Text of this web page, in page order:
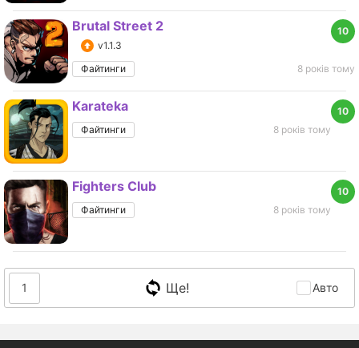
10
Brutal Street 2
v1.1.3
Файтинги
8 років тому
10
Karateka
Файтинги 8 років тому
10
Fighters Club
Файтинги 8 років тому
1 Ще! Авто